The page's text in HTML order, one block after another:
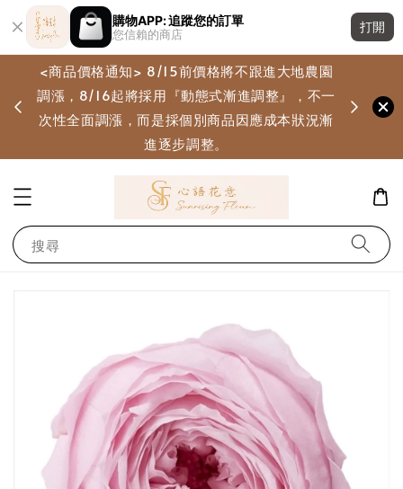
購物APP: 追蹤您的訂單
您信賴的商店
打開
<商品價格通知> 8/15前價格將不跟進大地農園
調漲，8/16起將採用『動態式漸進調整』，不一
次性全面調漲，而是採個別商品因應成本狀況漸
進逐步調整。
搜尋